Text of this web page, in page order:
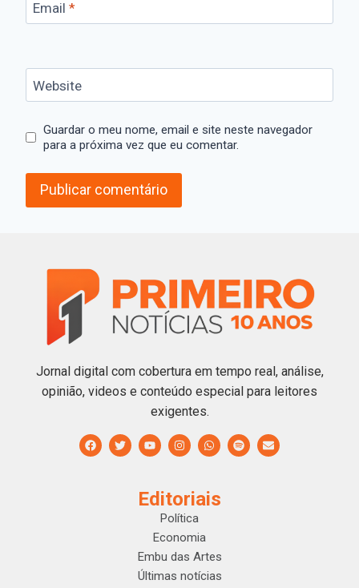
Email *
Website
Guardar o meu nome, email e site neste navegador
para a próxima vez que eu comentar.
Jornal digital com cobertura em tempo real, análise,
opinião, videos e conteúdo especial para leitores
exigentes.
Editoriais
Política
Economia
Embu das Artes
Últimas notícias